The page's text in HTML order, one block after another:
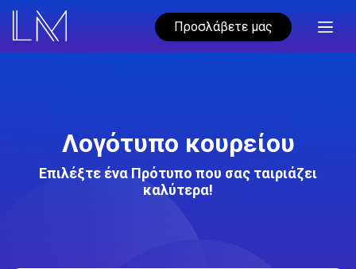
Προσλάβετε μας
Λογότυπο κουρείου
Επιλέξτε ένα Πρότυπο που σας ταιριάζει
καλύτερα!